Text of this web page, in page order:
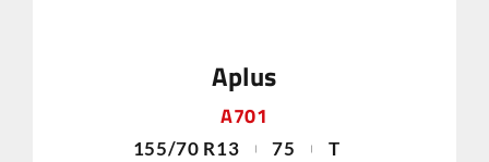
Aplus
A701
155/70 R13 75 T